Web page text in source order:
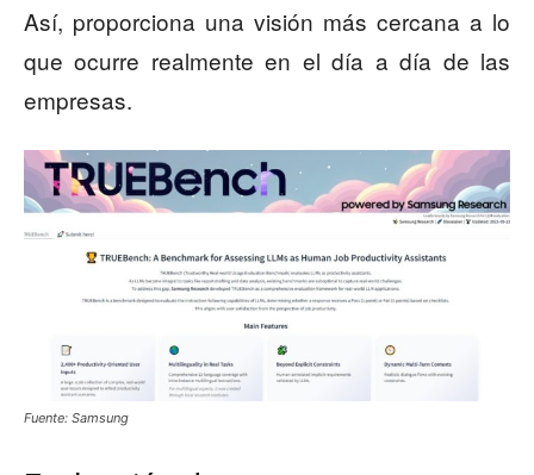
Así, proporciona una visión más cercana a lo
que ocurre realmente en el día a día de las
empresas.
Fuente: Samsung